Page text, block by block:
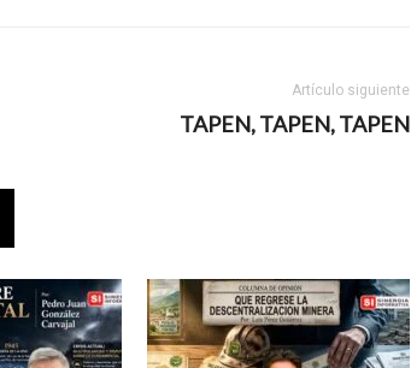
Artículo siguiente
TAPEN, TAPEN, TAPEN